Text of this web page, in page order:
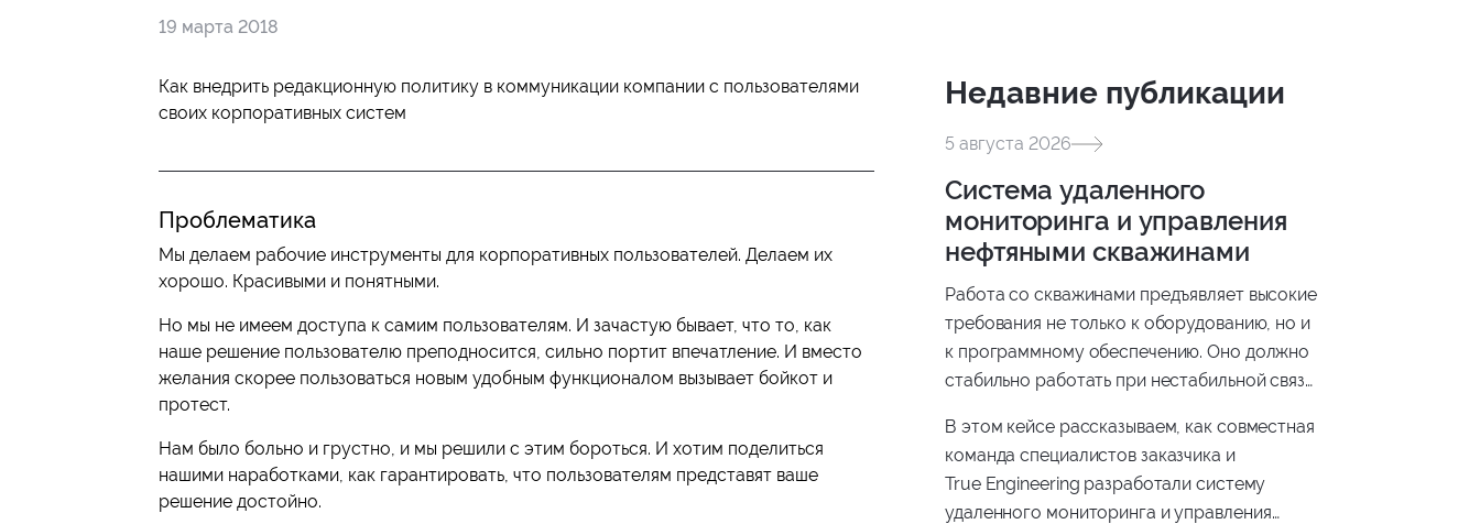
19 марта 2018
Как внедрить редакционную политику в коммуникации компании с пользователями
своих корпоративных систем
Проблематика
Мы делаем рабочие инструменты для корпоративных пользователей. Делаем их
хорошо. Красивыми и понятными.
Но мы не имеем доступа к самим пользователям. И зачастую бывает, что то, как
наше решение пользователю преподносится, сильно портит впечатление. И вместо
желания скорее пользоваться новым удобным функционалом вызывает бойкот и
протест.
Нам было больно и грустно, и мы решили с этим бороться. И хотим поделиться
нашими наработками, как гарантировать, что пользователям представят ваше
решение достойно.
Недавние публикации
5 августа 2026
Система удаленного
мониторинга и управления
нефтяными скважинами
Работа со скважинами предъявляет высокие
требования не только к оборудованию, но и
к программному обеспечению. Оно должно
стабильно работать при нестабильной связи,
производителей, безопасно передавать
данные и помогать инженерам принимать
решения на основе актуальной информации.
В этом кейсе рассказываем, как совместная
команда специалистов заказчика и
True Engineering разработали систему
удаленного мониторинга и управления